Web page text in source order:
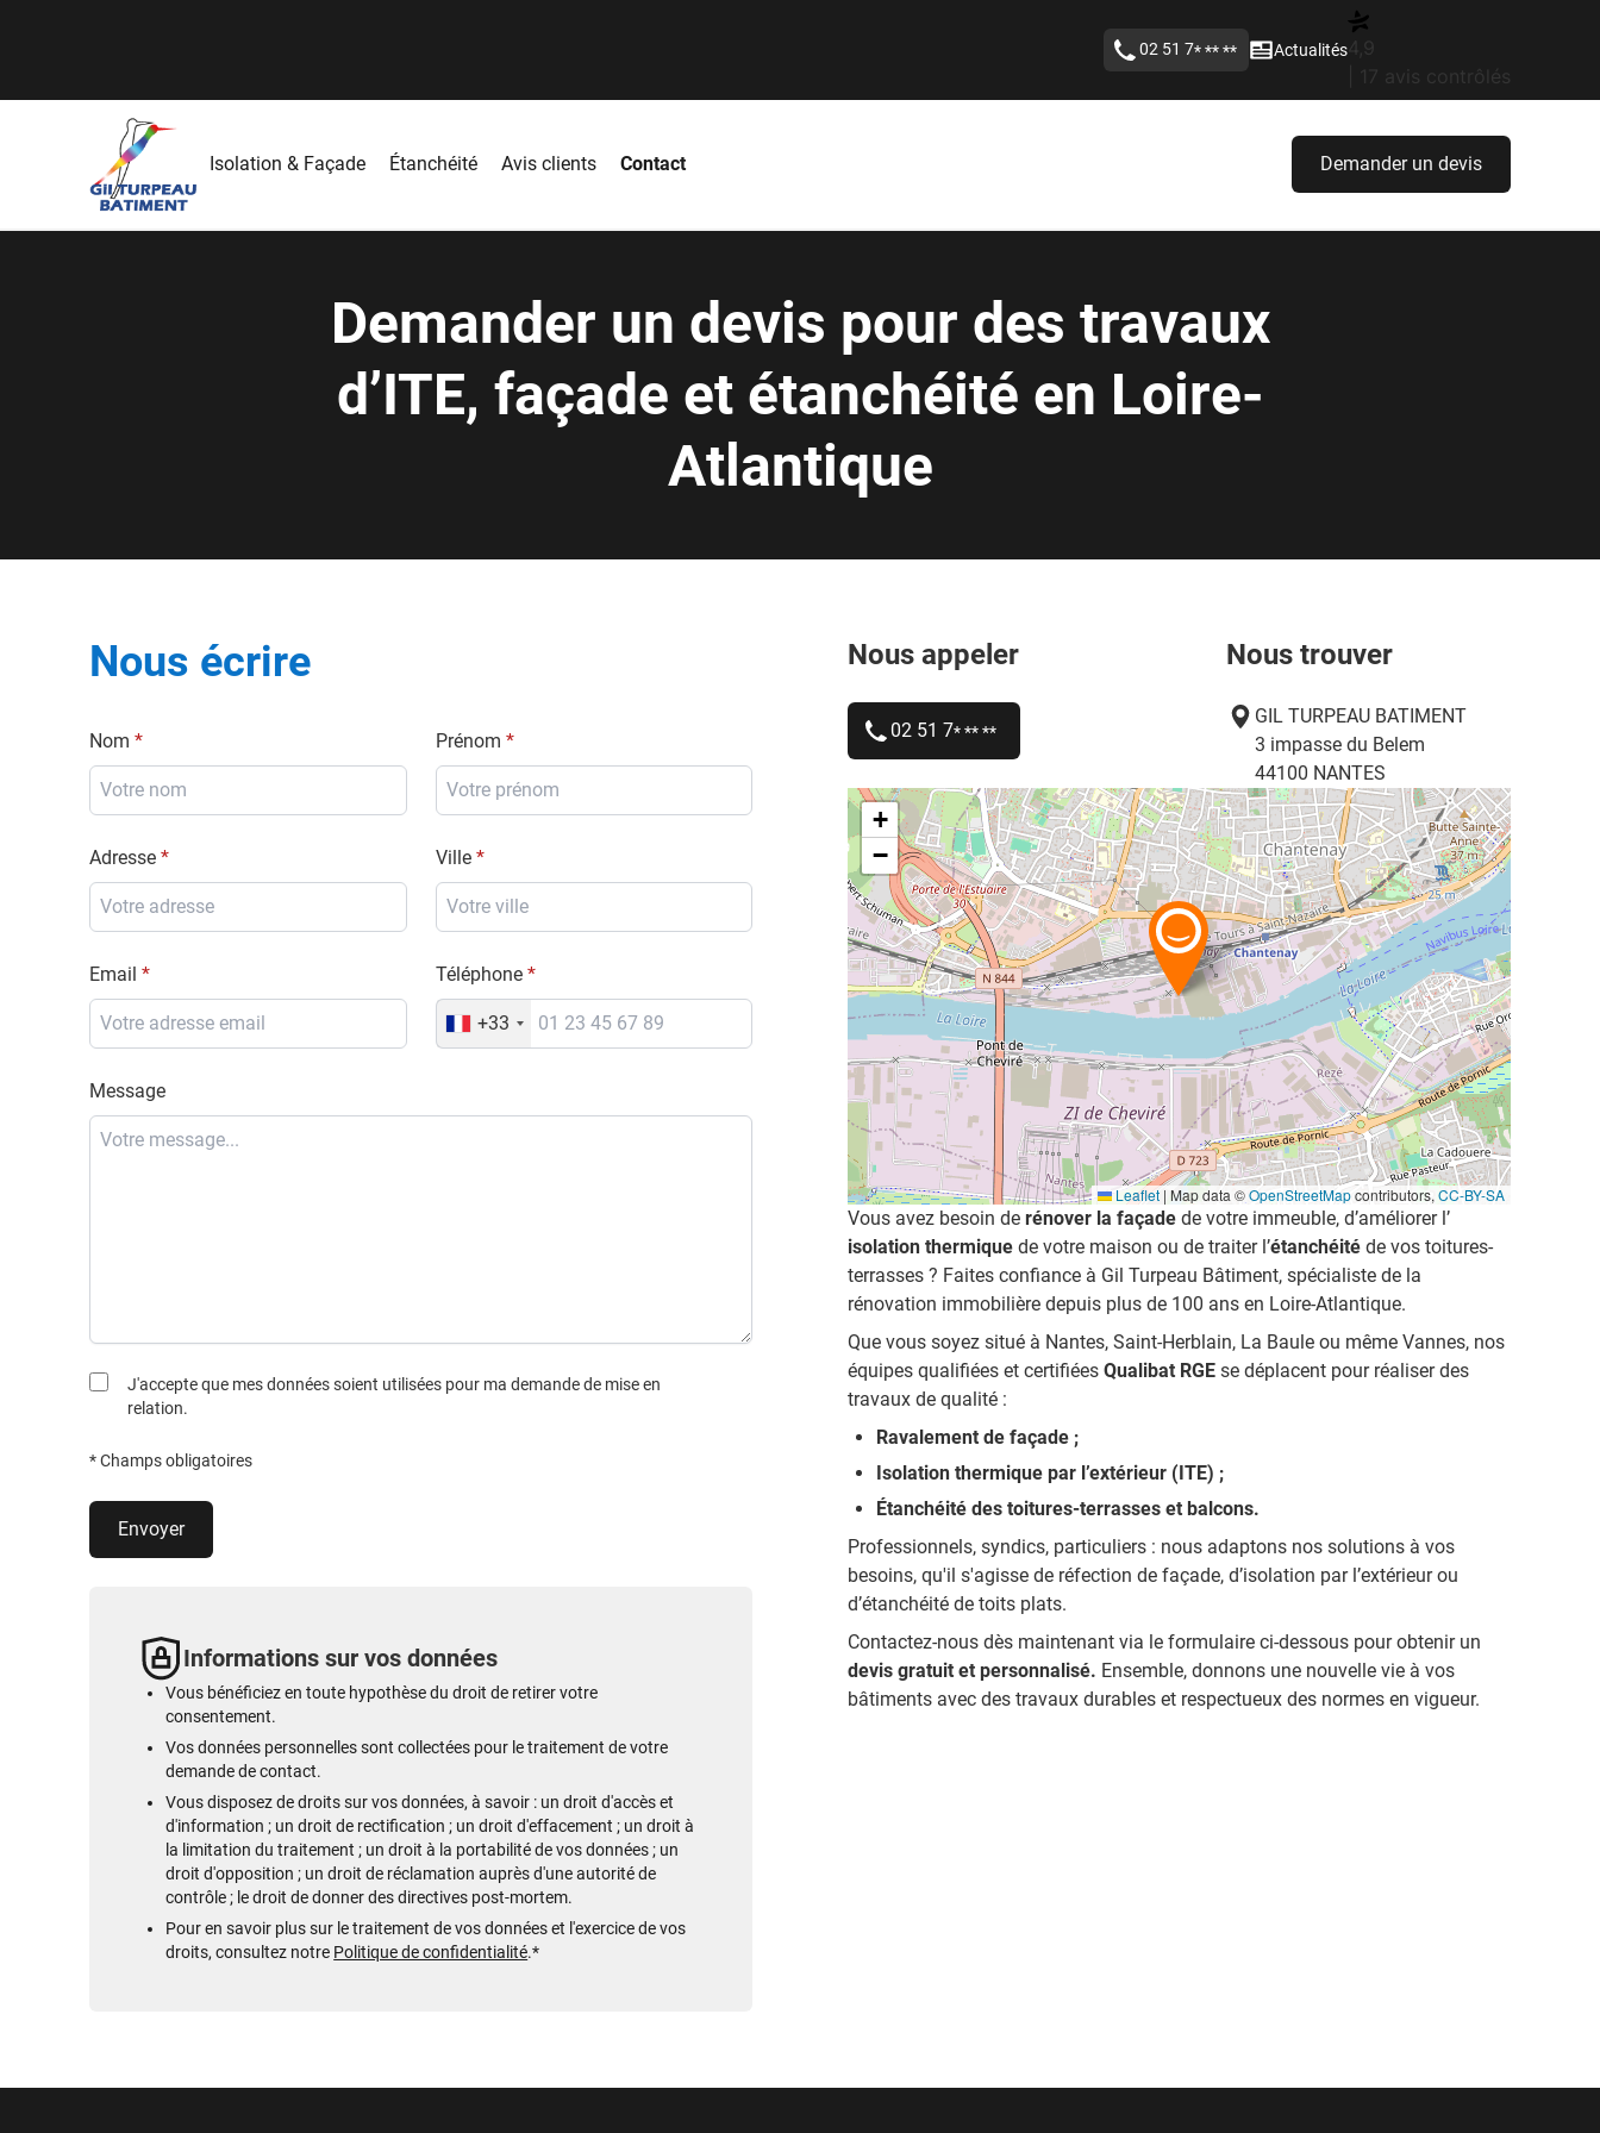
02 51 7* ** ** Actualités4,9
| 17 avis contrôlés
Isolation & Façade Étanchéité Avis clients Contact Demander un devis
Demander un devis pour des travaux
d’ITE, façade et étanchéité en Loire-
Atlantique
Nous écrire
Nom Prénom
Adresse Ville
Email Téléphone
+33
Message
J'accepte que mes données soient utilisées pour ma demande de mise en
relation.
* Champs obligatoires
Envoyer
Informations sur vos données
Vous bénéficiez en toute hypothèse du droit de retirer votre
consentement.
Vos données personnelles sont collectées pour le traitement de votre
demande de contact.
Vous disposez de droits sur vos données, à savoir : un droit d'accès et
d'information ; un droit de rectification ; un droit d'effacement ; un droit à
la limitation du traitement ; un droit à la portabilité de vos données ; un
droit d'opposition ; un droit de réclamation auprès d'une autorité de
contrôle ; le droit de donner des directives post-mortem.
Pour en savoir plus sur le traitement de vos données et l'exercice de vos
droits, consultez notre Politique de confidentialité.*
Nous appeler
02 51 7* ** **
Nous trouver
GIL TURPEAU BATIMENT
3 impasse du Belem
44100 NANTES
+
−
Leaflet | Map data ©OpenStreetMapcontributors, CC-BY-SA
Vous avez besoin de rénover la façade de votre immeuble, d’améliorer l’
isolation thermique de votre maison ou de traiter l’étanchéité de vos toitures-
terrasses ? Faites confiance à Gil Turpeau Bâtiment, spécialiste de la
rénovation immobilière depuis plus de 100 ans en Loire-Atlantique.
Que vous soyez situé à Nantes, Saint-Herblain, La Baule ou même Vannes, nos
équipes qualifiées et certifiées Qualibat RGE se déplacent pour réaliser des
travaux de qualité :
Ravalement de façade ;
Isolation thermique par l’extérieur (ITE) ;
Étanchéité des toitures-terrasses et balcons.
Professionnels, syndics, particuliers : nous adaptons nos solutions à vos
besoins, qu'il s'agisse de réfection de façade, d’isolation par l’extérieur ou
d’étanchéité de toits plats.
Contactez-nous dès maintenant via le formulaire ci-dessous pour obtenir un
devis gratuit et personnalisé. Ensemble, donnons une nouvelle vie à vos
bâtiments avec des travaux durables et respectueux des normes en vigueur.